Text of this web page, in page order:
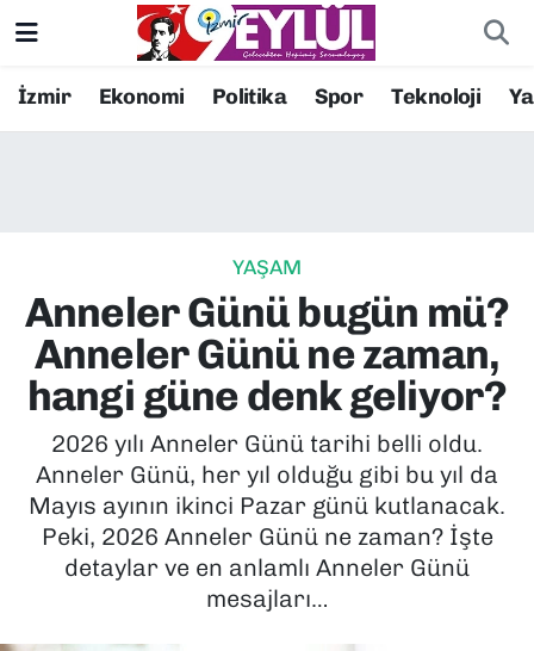
İzmir Ekonomi Politika Spor Teknoloji
YAŞAM
Anneler Günü bugün mü?
Anneler Günü ne zaman,
hangi güne denk geliyor?
2026 yılı Anneler Günü tarihi belli oldu.
Anneler Günü, her yıl olduğu gibi bu yıl da
Mayıs ayının ikinci Pazar günü kutlanacak.
Peki, 2026 Anneler Günü ne zaman? İşte
detaylar ve en anlamlı Anneler Günü
mesajları…
Resmi İlanlar
EKONOMİ
KÜLTÜR SANAT
MAGAZİN
POLİTİKA
SAĞLIK
SPOR
Konak Nöbetçi Eczaneler
Süper Lig Puan Durumu ve Fikstür
Tüm Manşetler
Son Dakika Haberleri
Haber Arşivi